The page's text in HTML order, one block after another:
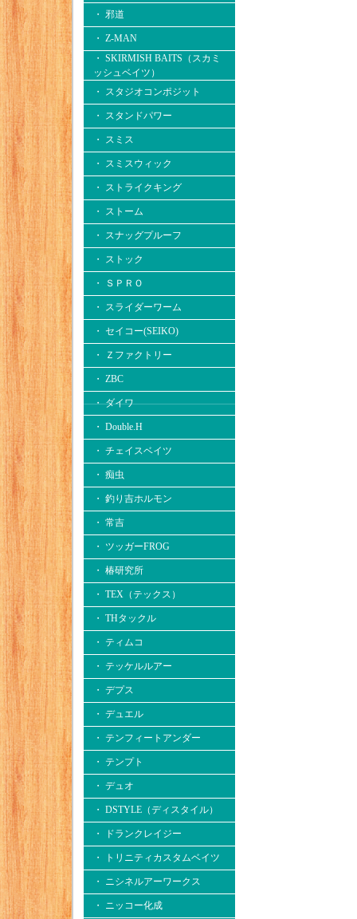
・ 邪道
・ Z-MAN
・ SKIRMISH BAITS（スカミ
ッシュベイツ）
・ スタジオコンポジット
・ スタンドパワー
・ スミス
・ スミスウィック
・ ストライクキング
・ ストーム
・ スナッグプルーフ
・ ストック
・ ＳＰＲＯ
・ スライダーワーム
・ セイコー(SEIKO)
・ Ｚファクトリー
・ ZBC
・ ダイワ
・ Double.H
・ チェイスベイツ
・ 痴虫
・ 釣り吉ホルモン
・ 常吉
・ ツッガーFROG
・ 椿研究所
・ TEX（テックス）
・ THタックル
・ ティムコ
・ テッケルルアー
・ デプス
・ デュエル
・ テンフィートアンダー
・ テンプト
・ デュオ
・ DSTYLE（ディスタイル）
・ ドランクレイジー
・ トリニティカスタムベイツ
・ ニシネルアーワークス
・ ニッコー化成